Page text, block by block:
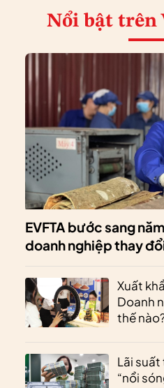
Nổi bật trên
EVFTA bước sang
doanh nghiệp thay
Xuất
Doanh
thế
Lãi
“nổi